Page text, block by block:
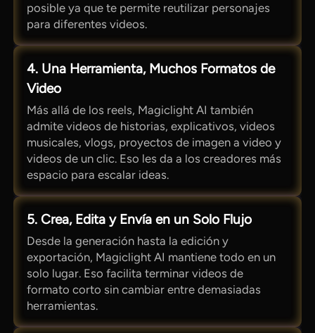
posible ya que te permite reutilizar personajes
para diferentes videos.
4. Una Herramienta, Muchos Formatos de
Video
Más allá de los reels, Magiclight AI también
admite videos de historias, explicativos, videos
musicales, vlogs, proyectos de imagen a video y
videos de un clic. Eso les da a los creadores más
espacio para escalar ideas.
5. Crea, Edita y Envía en un Solo Flujo
Desde la generación hasta la edición y
exportación, Magiclight AI mantiene todo en un
solo lugar. Eso facilita terminar videos de
formato corto sin cambiar entre demasiadas
herramientas.